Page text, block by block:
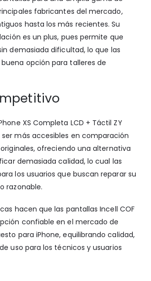
fabricantes del mercado,
hasta los más recientes. Su
es un plus, pues permite que
demasiada dificultad, lo que las
opción para talleres de
XS Completa LCD + Táctil ZY
ser más accesibles en comparación
ofreciendo una alternativa
demasiada calidad, lo cual las
los usuarios que buscan reparar su
razonable.
hacen que las pantallas Incell COF
confiable en el mercado de
para iPhone, equilibrando calidad,
uso para los técnicos y usuarios